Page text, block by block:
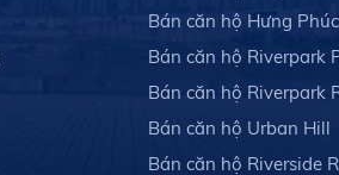
Bán căn hộ Hưng Phúc
Bán căn hộ Riverpark
Bán căn hộ Riverpark
Bán căn hộ Urban Hill
Bán căn hộ Riverside